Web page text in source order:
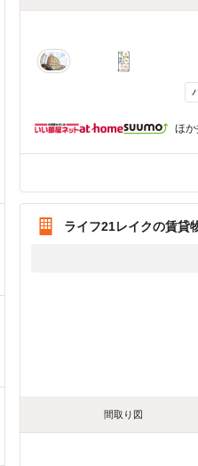
ほ
ライフ21レイクの賃貸
間取り図